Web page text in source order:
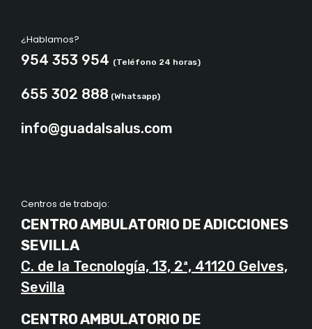
¿Hablamos?
954 353 954 (Teléfono 24 horas)
655 302 888 (Whatsapp)
info@guadalsalus.com
Centros de trabajo:
CENTRO AMBULATORIO DE ADICCIONES
SEVILLA
C. de la Tecnología, 13, 2ª, 41120 Gelves,
Sevilla
CENTRO AMBULATORIO DE